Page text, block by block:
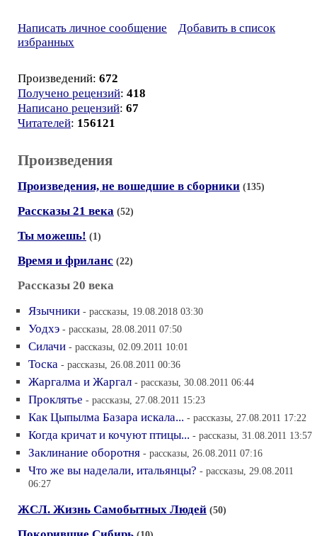
Написать личное сообщение
Добавить в список
избранных
Произведений: 672
Получено рецензий: 418
Написано рецензий: 67
Читателей: 156121
Произведения
Произведения, не вошедшие в сборники (135)
Рассказы 21 века (52)
Ты можешь! (1)
Время и фриланс (22)
Рассказы 20 века
Язычники - рассказы, 19.08.2018 03:30
Уодхэ - рассказы, 28.08.2011 07:50
Силачи - рассказы, 02.09.2011 10:01
Тоска - рассказы, 26.08.2011 00:36
Жаргалма и Жаргал - рассказы, 30.08.2011 06:44
Проклятье - рассказы, 27.08.2011 15:23
Как Цыпылма Базара искала... - рассказы, 27.08.2011 17:22
Когда кричат и кочуют птицы... - рассказы, 31.08.2011 13:57
Заклинание оборотня - рассказы, 26.08.2011 07:16
Что же вы наделали, итальянцы? - рассказы, 29.08.2011
06:27
ЖСЛ. Жизнь Самобытных Людей (50)